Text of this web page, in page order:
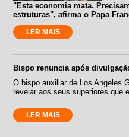
"Esta economia mata.
estruturas", afirma o Papa
LER MAIS
Bispo renuncia após
O bispo auxiliar de Los Angeles
revelar aos seus superiores que
LER MAIS